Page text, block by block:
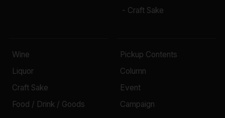
- Craft Sake
Wine
Liquor
Craft Sake
Food / Drink / Goods
Pickup Contents
Column
Event
Campaign